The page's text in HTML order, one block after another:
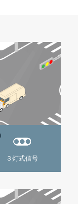
３灯式信号